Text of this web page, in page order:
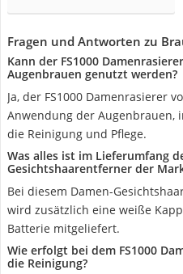
Fragen und Antworten zu
Kann der FS1000
Augenbrauen genutzt werden?
Ja, der FS1000 Damenrasierer
Anwendung der Augenbrauen,
die Reinigung und Pflege.
Was alles ist im Lieferumfang
Gesichtshaarentferner der
Bei diesem Damen-
wird zusätzlich eine weiße
Batterie mitgeliefert.
Wie erfolgt bei dem FS1000
die Reinigung?